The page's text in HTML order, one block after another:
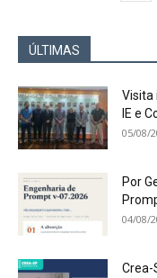
ÚLTIMAS
Visita
IE e
05/08/
Por
04/08/
Crea-